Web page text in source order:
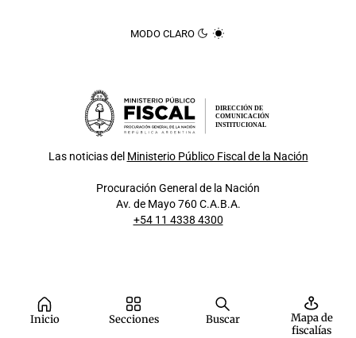
Inicio Secciones Buscar
Mapa de
fiscalías
MODO CLARO
DIRECCIÓN DE
COMUNICACIÓN
INSTITUCIONAL
Las noticias del Ministerio Público Fiscal de la Nación
Procuración General de la Nación
Av. de Mayo 760 C.A.B.A.
+54 11 4338 4300